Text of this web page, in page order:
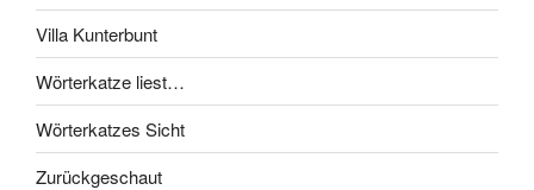
Villa Kunterbunt
Wörterkatze liest…
Wörterkatzes Sicht
Zurückgeschaut